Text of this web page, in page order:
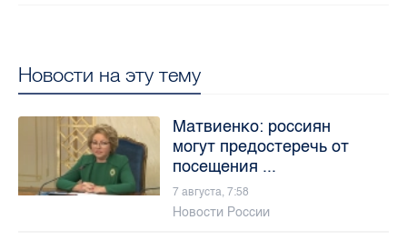
Новости на эту тему
Матвиенко: россиян
могут предостеречь от
посещения ...
7 августа, 7:58
Новости России